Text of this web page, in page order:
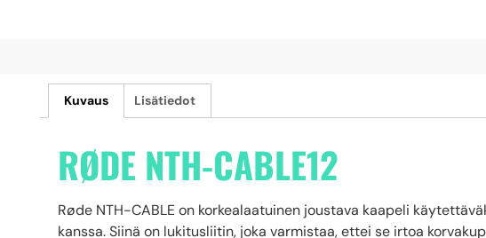
Kuvaus Lisätiedot
RØDE NTH-CABLE12
Røde NTH-CABLE on korkealaatuinen joustava kaapeli
kanssa. Siinä on lukitusliitin, joka varmistaa, ettei se irtoa